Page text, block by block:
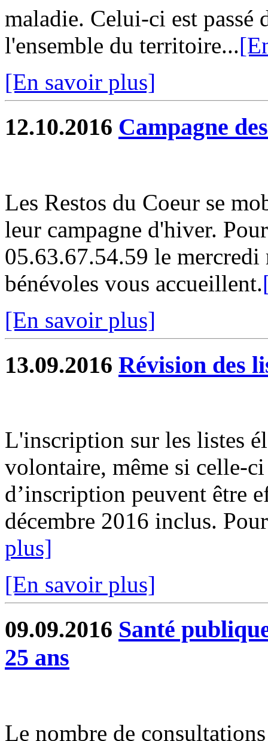
maladie. Celui-ci est passé
l'ensemble du territoire...
[En savoir plus]
12.10.2016 Campagne
Les Restos du Coeur se
leur campagne d'hiver.
05.63.67.54.59 le mercredi
bénévoles vous accueillent.
[En savoir plus]
13.09.2016 Révision des
L'inscription sur les listes
volontaire, même si celle-
d’inscription peuvent être
décembre 2016 inclus.
plus]
[En savoir plus]
09.09.2016 Santé
25 ans
Le nombre de